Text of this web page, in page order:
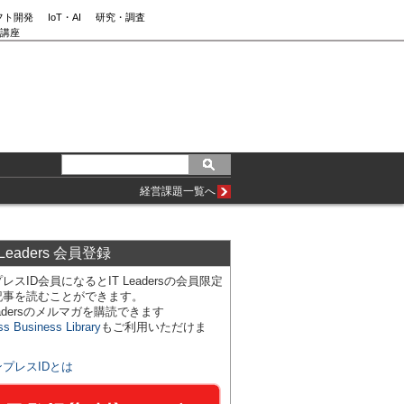
ト開発 IoT・AI
研究・調査
座
経営課題一覧へ
会員登録
スID会員になるとIT Leadersの会員限定
を読むことができます。
のメルマガを購読できます
Business Libraryもご利用いただけま
プレスIDとは